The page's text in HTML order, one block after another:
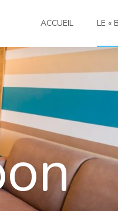
ACCUEIL LE «